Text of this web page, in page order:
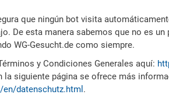
que ningún bot visita
De esta manera sabemos que no es un
WG-Gesucht.de como siempre.
y Condiciones Generales aquí:
la siguiente página se ofrece más
datenschutz.html .